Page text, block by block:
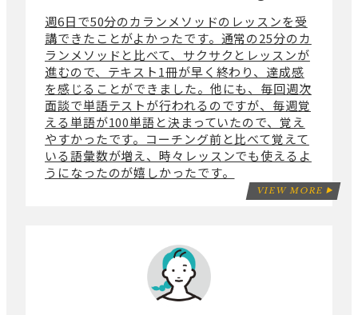
週6日で50分のカランメソッドのレッスンを受
講できたことがよかったです。通常の25分のカ
ランメソッドと比べて、サクサクとレッスンが
進むので、テキスト1冊が早く終わり、達成感
を感じることができました。他にも、毎回週次
面談で単語テストが行われるのですが、毎週覚
える単語が100単語と決まっていたので、覚え
やすかったです。コーチング前と比べて覚えて
いる語彙数が増え、時々レッスンでも使えるよ
うになったのが嬉しかったです。
VIEW MORE